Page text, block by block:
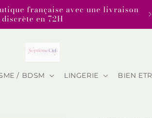
française avec une livraison
discrète en 72H
/ BDSM LINGERIE BIEN